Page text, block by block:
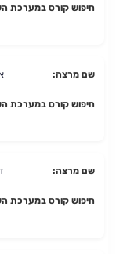
חיפוש קורס במערכת
שם מרצה:
חיפוש קורס במערכת
שם מרצה:
חיפוש קורס במערכת